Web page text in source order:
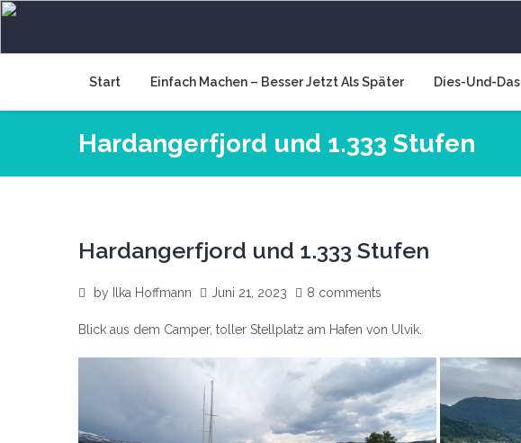
Skip
Start Einfach Machen – Besser Jetzt Als Später Dies-Und-Das
Hardangerfjord und 1.333 Stufen
Hardangerfjord und 1.333 Stufen
by Ilka Hoffmann Juni 21, 2023 8 comments
Blick aus dem Camper, toller Stellplatz am Hafen von Ulvik.